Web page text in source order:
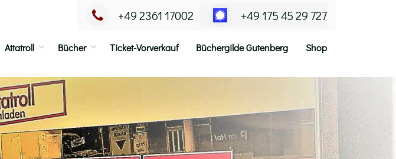
+49 2361 17002 +49 175 45 29 727
Attatroll Bücher Ticket-Vorverkauf Büchergilde Gutenberg Shop